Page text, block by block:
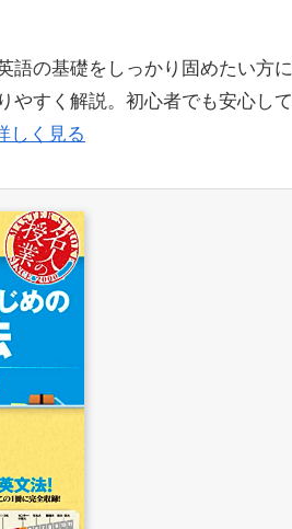
語の基礎をしっかり固めたい方
やすく解説。初心者でも安心し
しく見る